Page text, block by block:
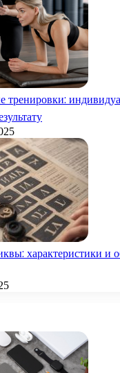
тренировки:
характеристики и